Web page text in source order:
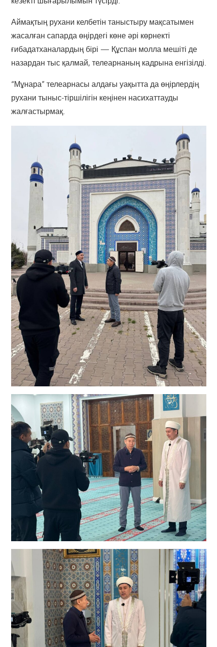
Аймақтың рухани келбетін таныстыру мақсатымен
жасалған сапарда өңірдегі көне әрі көрнекті
ғибадатханалардың бірі — Құспан молла мешіті де
назардан тыс қалмай, телеарнаның кадрына енгізілді.
“Мұнара” телеарнасы алдағы уақытта да өңірлердің
рухани тыныс-тіршілігін кеңінен насихаттауды
жалғастырмақ.